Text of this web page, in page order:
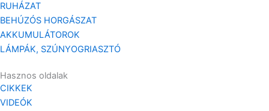
RUHÁZAT
BEHÚZÓS HORGÁSZAT
AKKUMULÁTOROK
LÁMPÁK, SZÚNYOGRIASZTÓ
Hasznos oldalak
CIKKEK
VIDEÓK